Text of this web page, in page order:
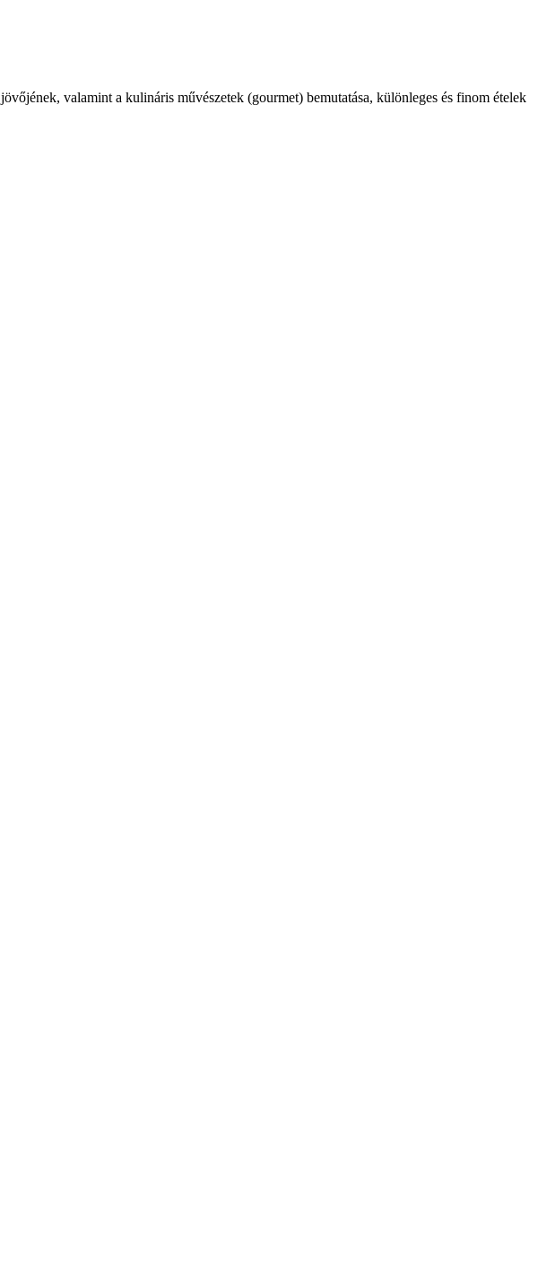
valamint a kulináris művészetek (gourmet) bemutatása, különleges és finom ételek